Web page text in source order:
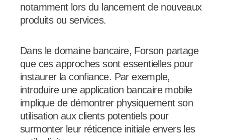
notamment lors du lancement de nouveaux
produits ou services.
Dans le domaine bancaire, Forson partage
que ces approches sont essentielles pour
instaurer la confiance. Par exemple,
introduire une application bancaire mobile
implique de démontrer physiquement son
utilisation aux clients potentiels pour
surmonter leur réticence initiale envers les